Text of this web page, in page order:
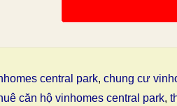
central park, chung cư
căn hộ vinhomes central park,